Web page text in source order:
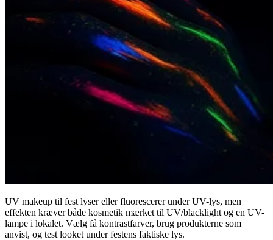
UV makeup til fest lyser eller fluorescerer under UV-lys, men
effekten kræver både kosmetik mærket til UV/blacklight og en UV-
lampe i lokalet. Vælg få kontrastfarver, brug produkterne som
anvist, og test looket under festens faktiske lys.